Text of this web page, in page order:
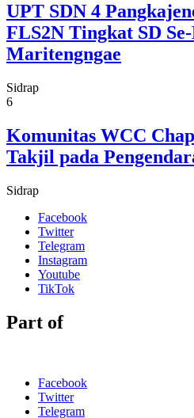
UPT SDN 4
FLS2N Tingkat SD
Maritengngae
Sidrap
6
Komunitas WCC
Takjil pada
Sidrap
Facebook
Twitter
Telegram
Instagram
Youtube
TikTok
Part of
Facebook
Twitter
Telegram